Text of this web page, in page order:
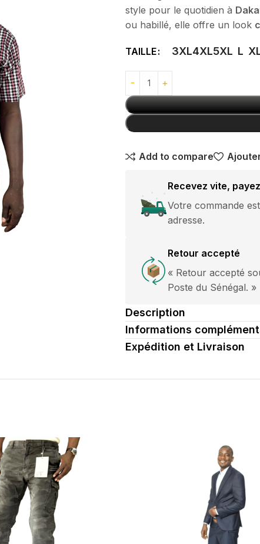
avec boucle
argentée
Classique
Break Rules
15,000
pantalon
15,000
courtes
longues
HOT
style pour le quotidien à
ou habillé, elle offre un look
TAILLE 3XL4XL5XL L
Add to compare
Recevez vite,
Votre commande
adresse.
Retour accepté
« Retour accepté
Poste du Sénégal. »
Description
Informations
Expédition et Livraison